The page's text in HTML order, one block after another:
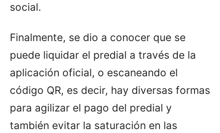
social.
Finalmente, se dio a conocer que se
puede liquidar el predial a través de la
aplicación oficial, o escaneando el
código QR, es decir, hay diversas formas
para agilizar el pago del predial y
también evitar la saturación en las